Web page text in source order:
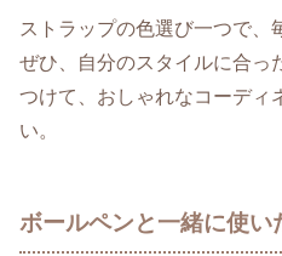
ストラップの色選び一つで、
ぜひ、自分のスタイルに合っ
つけて、おしゃれなコーディ
い。
ボールペンと一緒に使い